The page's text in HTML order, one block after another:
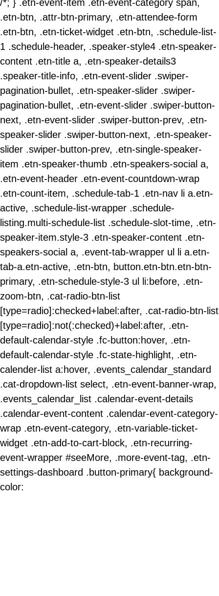
/*; } .etn-event-item .etn-event-category span,
.etn-btn, .attr-btn-primary, .etn-attendee-form
.etn-btn, .etn-ticket-widget .etn-btn, .schedule-list-
1 .schedule-header, .speaker-style4 .etn-speaker-
content .etn-title a, .etn-speaker-details3
.speaker-title-info, .etn-event-slider .swiper-
pagination-bullet, .etn-speaker-slider .swiper-
pagination-bullet, .etn-event-slider .swiper-button-
next, .etn-event-slider .swiper-button-prev, .etn-
speaker-slider .swiper-button-next, .etn-speaker-
slider .swiper-button-prev, .etn-single-speaker-
item .etn-speaker-thumb .etn-speakers-social a,
.etn-event-header .etn-event-countdown-wrap
.etn-count-item, .schedule-tab-1 .etn-nav li a.etn-
active, .schedule-list-wrapper .schedule-
listing.multi-schedule-list .schedule-slot-time, .etn-
speaker-item.style-3 .etn-speaker-content .etn-
speakers-social a, .event-tab-wrapper ul li a.etn-
tab-a.etn-active, .etn-btn, button.etn-btn.etn-btn-
primary, .etn-schedule-style-3 ul li:before, .etn-
zoom-btn, .cat-radio-btn-list
[type=radio]:checked+label:after, .cat-radio-btn-list
[type=radio]:not(:checked)+label:after, .etn-
default-calendar-style .fc-button:hover, .etn-
default-calendar-style .fc-state-highlight, .etn-
calender-list a:hover, .events_calendar_standard
.cat-dropdown-list select, .etn-event-banner-wrap,
.events_calendar_list .calendar-event-details
.calendar-event-content .calendar-event-category-
wrap .etn-event-category, .etn-variable-ticket-
widget .etn-add-to-cart-block, .etn-recurring-
event-wrapper #seeMore, .more-event-tag, .etn-
settings-dashboard .button-primary{ background-
color: